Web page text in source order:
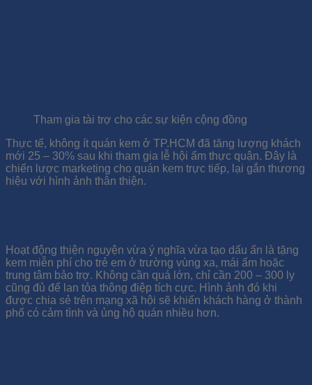
Tham gia tài trợ cho các sự kiện cộng đồng
Thực tế, không ít quán kem ở TP.HCM đã tăng lượng khách
mới 25 – 30% sau khi tham gia lễ hội ẩm thực quận. Đây là
chiến lược marketing cho quán kem trực tiếp, lại gắn thương
hiệu với hình ảnh thân thiện.
Hoạt động thiện nguyện vừa ý nghĩa vừa tạo dấu ấn là tặng
kem miễn phí cho trẻ em ở trường vùng xa, mái ấm hoặc
trung tâm bảo trợ. Không cần quá lớn, chỉ cần 200 – 300 ly
cũng đủ để lan tỏa thông điệp tích cực. Hình ảnh đó khi
được chia sẻ trên mạng xã hội sẽ khiến khách hàng ở thành
phố có cảm tình và ủng hộ quán nhiều hơn.